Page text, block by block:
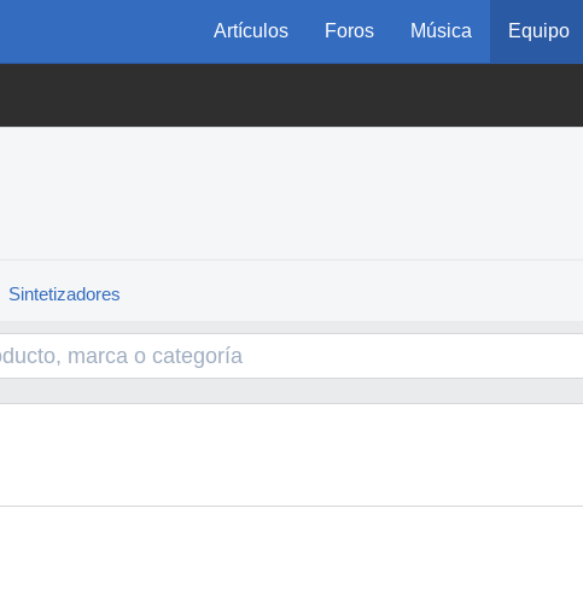
Artículos Foros Música Equipo
Sintetizadores